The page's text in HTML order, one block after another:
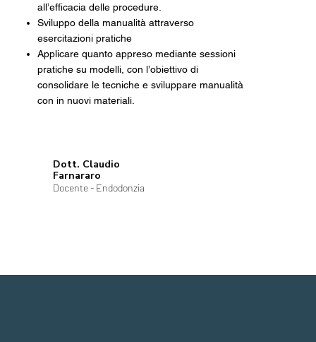
Dott. Claudio
Farnararo
Docente - Endodonzia
all’efficacia delle procedure.
Sviluppo della manualità attraverso
esercitazioni pratiche
Applicare quanto appreso mediante sessioni
pratiche su modelli, con l’obiettivo di
consolidare le tecniche e sviluppare manualità
con in nuovi materiali.